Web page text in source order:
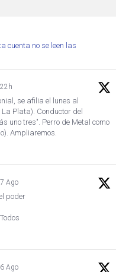
cuenta no se leen las
22h
se afilia el lunes al
Plata). Conductor del
uno tres". Perro de Metal como
Ampliaremos.
7 Ago
poder
6 Ago